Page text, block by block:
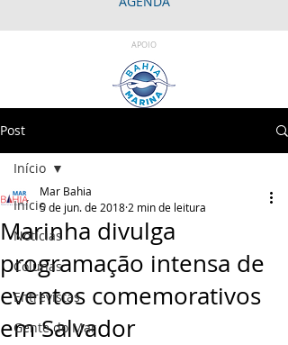
APOIO
Post
Início
Notícias
Colunas
Entrevistas
Gente do Mar
Início
Marinha divulga
programação intensa de
eventos comemorativos
em Salvador
Mar Bahia
5 de jun. de 2018 2 min de leitura